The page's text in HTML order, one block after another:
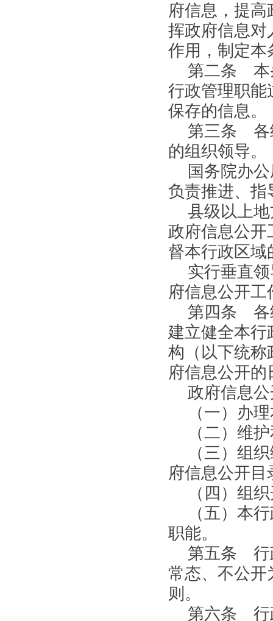
府信息，提
挥政府信息对
作用，制定本
第二条 本
行政管理职能
保存的信息。
第三条 各
的组织领导。
国务院办
负责推进、指
县级以上
政府信息公开
督本行政区域
实行垂直
府信息公开工
第四条 各
建立健全本行
构（以下统称
府信息公开的
政府信息
（一）办
（二）维
（三）组
府信息公开
（四）组
（五）本
职能。
第五条 行
常态、不公开
则。
第六条 行